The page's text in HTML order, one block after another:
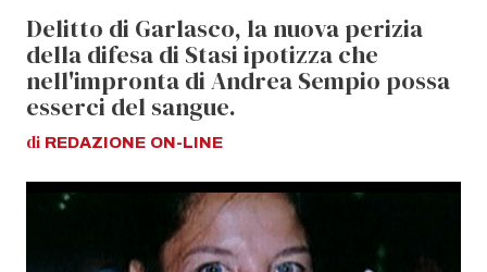
Delitto di Garlasco, la nuova perizia
della difesa di Stasi ipotizza che
nell'impronta di Andrea Sempio possa
esserci del sangue.
di REDAZIONE ON-LINE